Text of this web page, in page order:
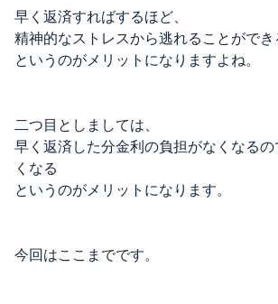
早く返済すればするほど、
精神的なストレスから逃れることができ
というのがメリットになりますよね。
二つ目としましては、
早く返済した分金利の負担がなくなる
くなる
というのがメリットになります。
今回はここまでです。